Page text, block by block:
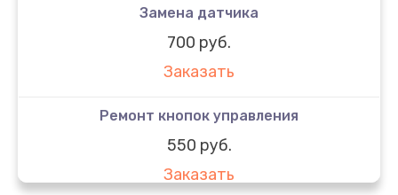
Замена датчика
700 руб.
Заказать
Ремонт кнопок управления
550 руб.
Заказать